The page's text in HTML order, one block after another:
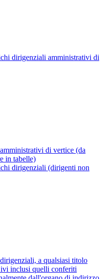
dirigenziali amministrativi di
di vertice (da
in tabelle)
dirigenziali (dirigenti non
a qualsiasi titolo
inclusi quelli conferiti